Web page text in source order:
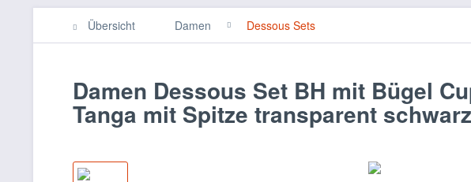
Übersicht Damen Dessous Sets
Damen Dessous Set BH mit Bügel
Tanga mit Spitze transparent